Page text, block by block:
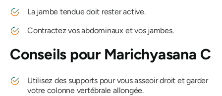
La jambe tendue doit rester active.
Contractez vos abdominaux et vos jambes.
Conseils pour Marichyasana C
Utilisez des supports pour vous asseoir droit et garder
votre colonne vertébrale allongée.